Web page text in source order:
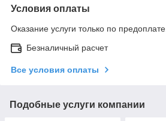
Условия оплаты
Оказание услуги только по предоплате.
Безналичный расчет
Все условия оплаты
Подобные услуги компании